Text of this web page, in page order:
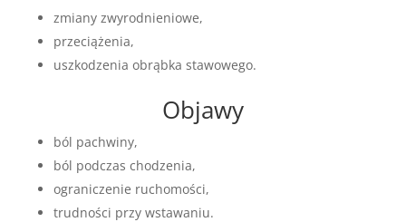
zmiany zwyrodnieniowe,
przeciążenia,
uszkodzenia obrąbka stawowego.
Objawy
ból pachwiny,
ból podczas chodzenia,
ograniczenie ruchomości,
trudności przy wstawaniu.